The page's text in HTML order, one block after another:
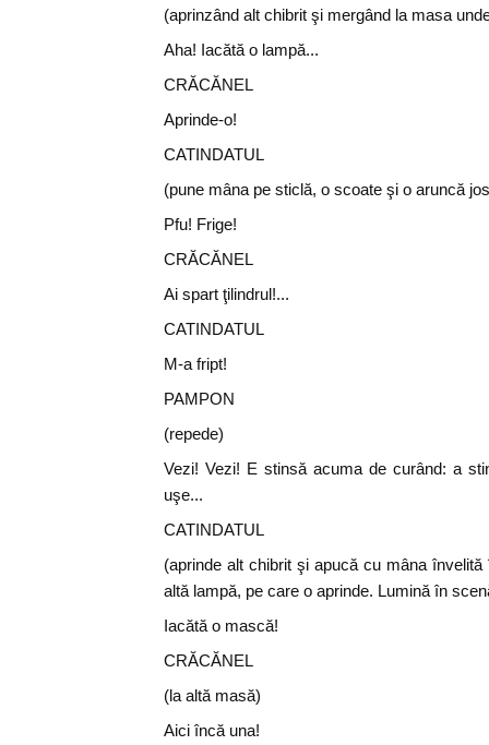
(aprinzând alt chibrit şi mergând la masa
Aha! Iacătă o lampă...
CRĂCĂNEL
Aprinde-o!
CATINDATUL
(pune mâna pe sticlă, o scoate şi o aruncă
Pfu! Frige!
CRĂCĂNEL
Ai spart ţilindrul!...
CATINDATUL
M-a fript!
PAMPON
(repede)
Vezi! Vezi! E stinsă acuma de curând: a
uşe...
CATINDATUL
(aprinde alt chibrit şi apucă cu mâna
altă lampă, pe care o aprinde. Lumină în
Iacătă o mască!
CRĂCĂNEL
(la altă masă)
Aici încă una!